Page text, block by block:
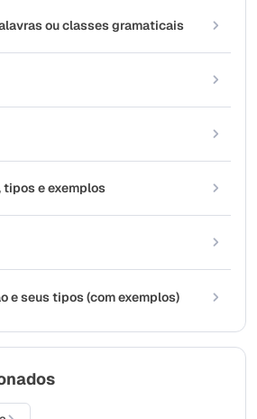
ou classes gramaticais
tipos e exemplos
e seus tipos (com exemplos)